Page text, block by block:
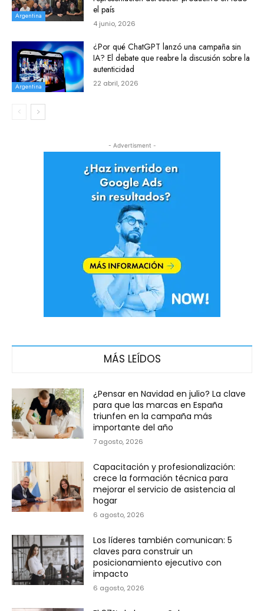
Argentina
el país
4 junio, 2026
Argentina
¿Por qué ChatGPT lanzó una campaña sin
IA? El debate que reabre la discusión sobre la
autenticidad
22 abril, 2026
- Advertisment -
MÁS LEÍDOS
¿Pensar en Navidad en julio? La clave
para que las marcas en España
triunfen en la campaña más
importante del año
7 agosto, 2026
Capacitación y profesionalización:
crece la formación técnica para
mejorar el servicio de asistencia al
hogar
6 agosto, 2026
Los líderes también comunican: 5
claves para construir un
posicionamiento ejecutivo con
impacto
6 agosto, 2026